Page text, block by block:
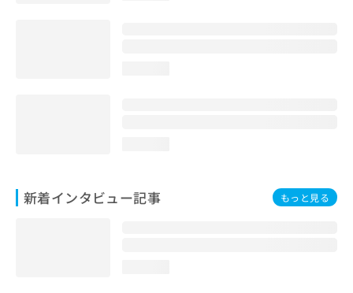
新着インタビュー記事 もっと見る